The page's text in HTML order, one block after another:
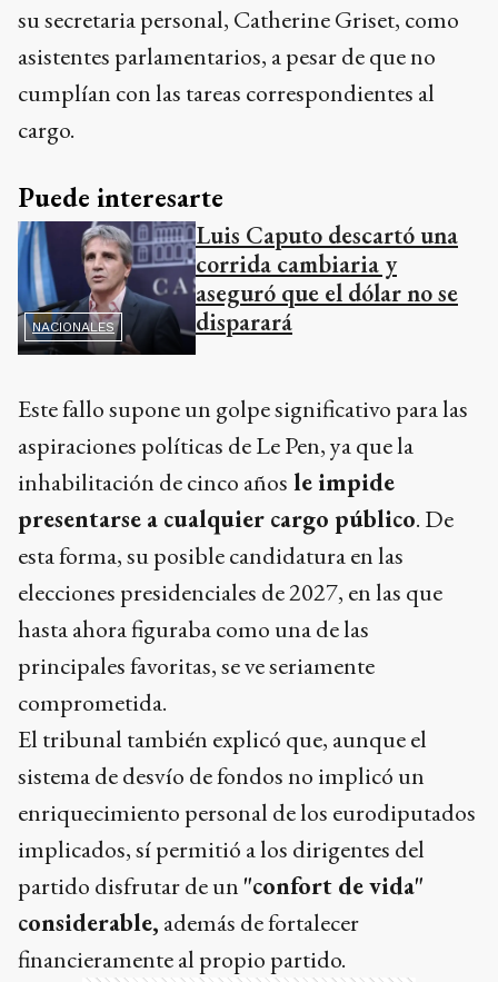
su secretaria personal, Catherine Griset, como
asistentes parlamentarios, a pesar de que no
cumplían con las tareas correspondientes al
cargo.
Puede interesarte
NACIONALES
Luis Caputo descartó una
corrida cambiaria y
aseguró que el dólar no se
disparará
Este fallo supone un golpe significativo para las
aspiraciones políticas de Le Pen, ya que la
inhabilitación de cinco años le impide
presentarse a cualquier cargo público. De
esta forma, su posible candidatura en las
elecciones presidenciales de 2027, en las que
hasta ahora figuraba como una de las
principales favoritas, se ve seriamente
comprometida.
El tribunal también explicó que, aunque el
sistema de desvío de fondos no implicó un
enriquecimiento personal de los eurodiputados
implicados, sí permitió a los dirigentes del
partido disfrutar de un "confort de vida"
considerable, además de fortalecer
financieramente al propio partido.